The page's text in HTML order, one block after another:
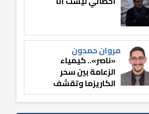
مروان حمدون
«ناصر».. كيمياء
الزعامة بين سحر
الكاريزما وتقشف
الثائر